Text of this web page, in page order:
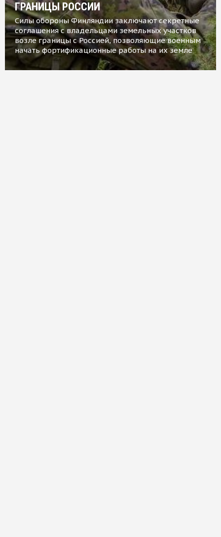
ГРАНИЦЫ РОССИИ
Силы обороны Финляндии заключают секретные
соглашения с владельцами земельных участков
возле границы с Россией, позволяющие военным
начать фортификационные работы на их земле